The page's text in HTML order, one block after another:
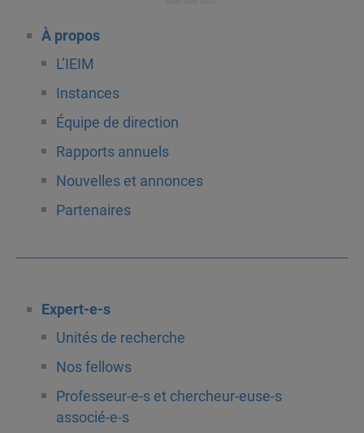
À propos
L’IEIM
Instances
Équipe de direction
Rapports annuels
Nouvelles et annonces
Partenaires
Expert-e-s
Unités de recherche
Nos fellows
Professeur-e-s et chercheur-euse-s
associé-e-s